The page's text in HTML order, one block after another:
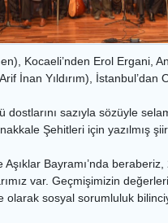
Kocaeli’nden Erol Ergani,
İnan Yıldırım), İstanbul’dan
sazıyla sözüyle
Şehitleri için yazılmış
Bayramı’nda beraberiz,
var. Geçmişimizin
olarak sosyal sorumluluk